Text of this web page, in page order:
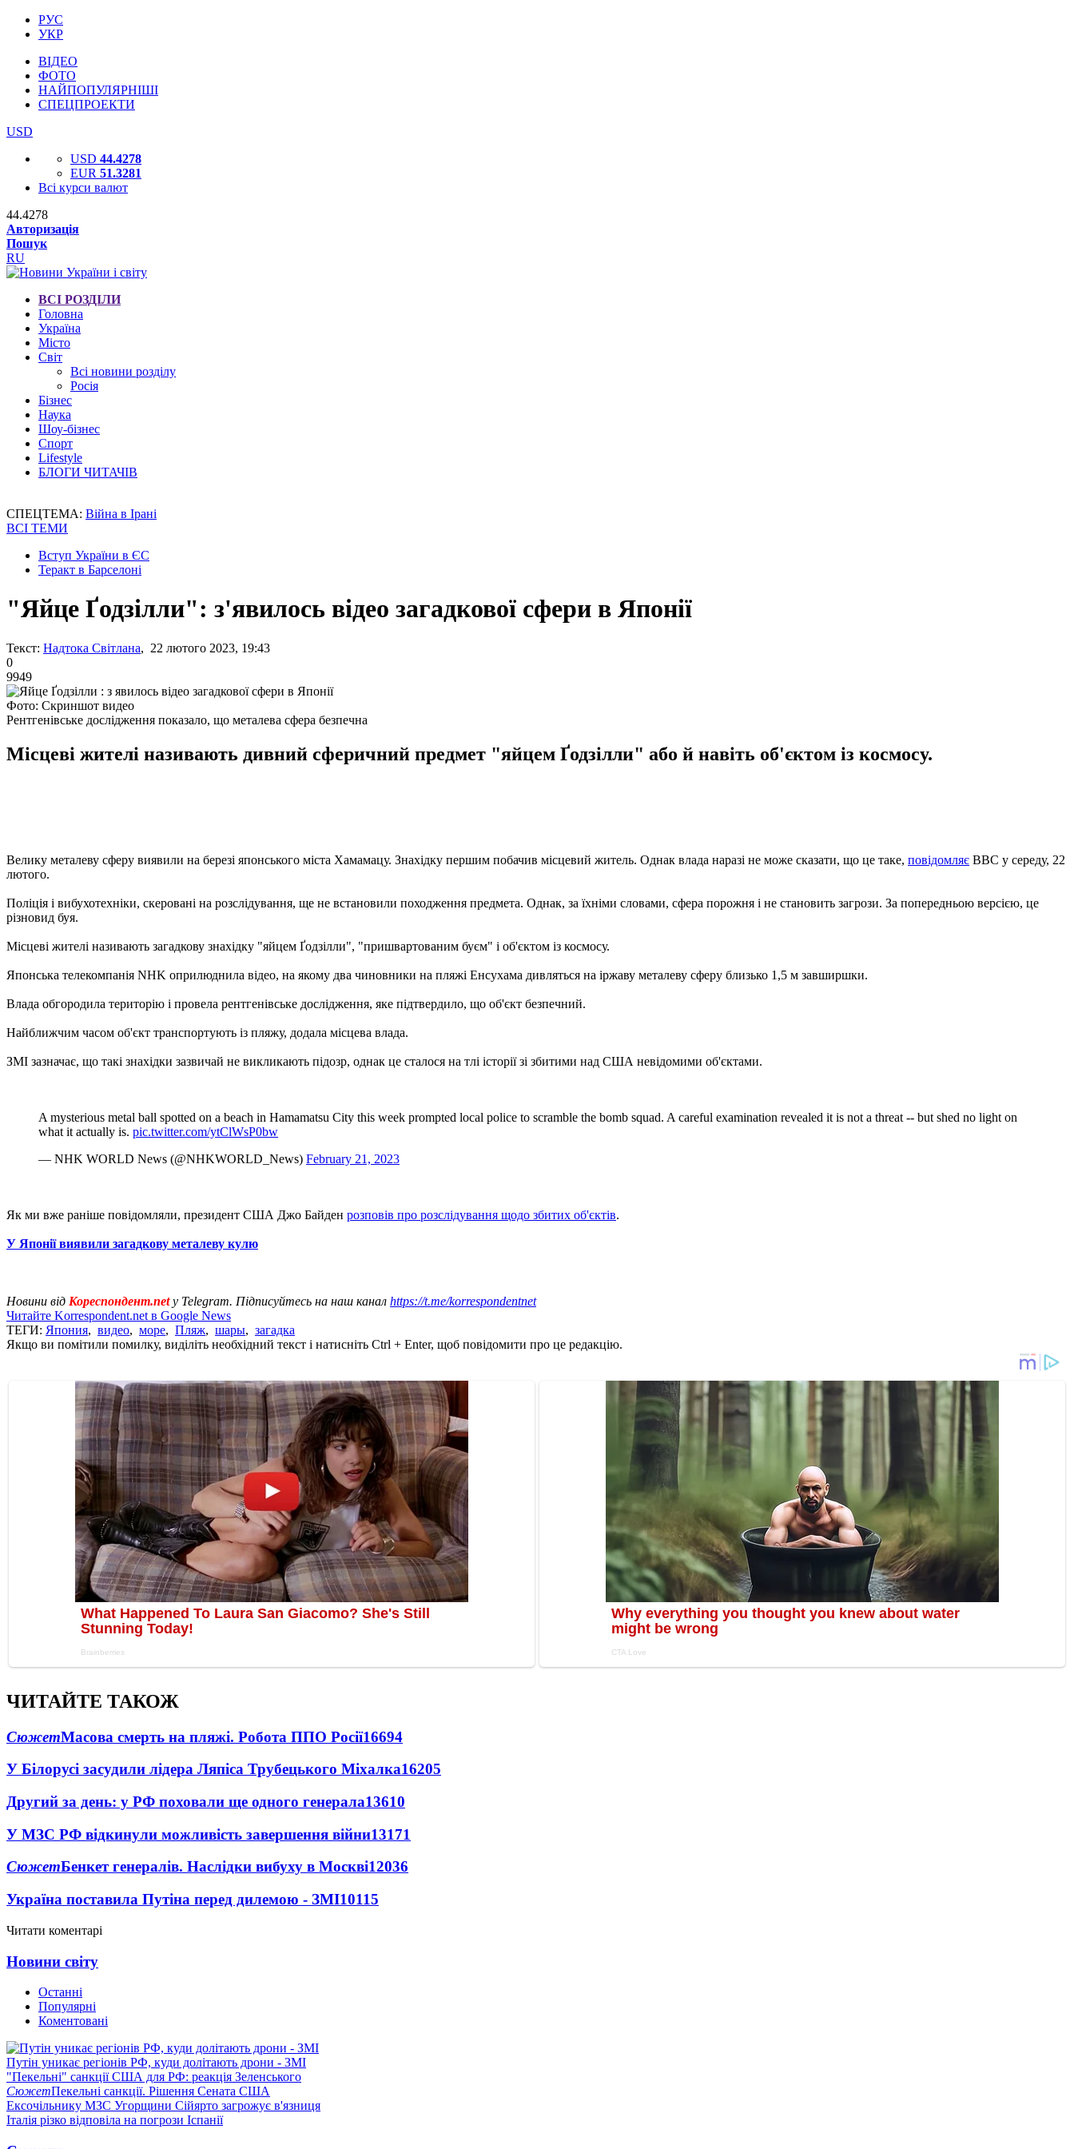
РУС
УКР
ВІДЕО
ФОТО
НАЙПОПУЛЯРНІШІ
СПЕЦПРОЕКТИ
USD
USD 44.4278
EUR 51.3281
Всі курси валют
44.4278
Авторизація
Пошук
RU
ВСІ РОЗДІЛИ
Головна
Україна
Місто
Світ
Всі новини розділу
Росія
Бізнес
Наука
Шоу-бізнес
Спорт
Lifestyle
БЛОГИ ЧИТАЧІВ
СПЕЦТЕМА: Війна в Ірані
ВСІ ТЕМИ
Вступ України в ЄС
Теракт в Барселоні
"Яйце Ґодзілли": з'явилось відео загадкової сфери в Японії
Текст: Надтока Світлана, 22 лютого 2023, 19:43
0
9949
Фото: Скриншот видео
Рентгенівське дослідження показало, що металева сфера безпечна
Місцеві жителі називають дивний сферичний предмет "яйцем Ґодзілли" або й навіть об'єктом із космосу.
Велику металеву сферу виявили на березі японського міста Хамамацу. Знахідку першим побачив місцевий житель. Однак влада наразі не може сказати, що це таке, повідомляє BBC у середу, 22
лютого.
Поліція і вибухотехніки, скеровані на розслідування, ще не встановили походження предмета. Однак, за їхніми словами, сфера порожня і не становить загрози. За попередньою версією, це
різновид буя.
Місцеві жителі називають загадкову знахідку "яйцем Ґодзілли", "пришвартованим буєм" і об'єктом із космосу.
Японська телекомпанія NHK оприлюднила відео, на якому два чиновники на пляжі Енсухама дивляться на іржаву металеву сферу близько 1,5 м завширшки.
Влада обгородила територію і провела рентгенівське дослідження, яке підтвердило, що об'єкт безпечний.
Найближчим часом об'єкт транспортують із пляжу, додала місцева влада.
ЗМІ зазначає, що такі знахідки зазвичай не викликають підозр, однак це сталося на тлі історії зі збитими над США невідомими об'єктами.
A mysterious metal ball spotted on a beach in Hamamatsu City this week prompted local police to scramble the bomb squad. A careful examination revealed it is not a threat -- but shed no light on
what it actually is. pic.twitter.com/ytClWsP0bw
— NHK WORLD News (@NHKWORLD_News) February 21, 2023
Як ми вже раніше повідомляли, президент США Джо Байден розповів про розслідування щодо збитих об'єктів.
У Японії виявили загадкову металеву кулю
Новини від Кореспондент.netу Telegram. Підписуйтесь на наш канал https://t.me/korrespondentnet
Читайте Korrespondent.net в Google News
ТЕГИ: Япония, видео, море, Пляж, шары, загадка
Якщо ви помітили помилку, виділіть необхідний текст і натисніть Ctrl + Enter, щоб повідомити про це редакцію.
ЧИТАЙТЕ ТАКОЖ
СюжетМасова смерть на пляжі. Робота ППО Росії16694
У Білорусі засудили лідера Ляпіса Трубецького Міхалка16205
Другий за день: у РФ поховали ще одного генерала13610
У МЗС РФ відкинули можливість завершення війни13171
СюжетБенкет генералів. Наслідки вибуху в Москві12036
Україна поставила Путіна перед дилемою - ЗМІ10115
Читати коментарі
Новини світу
Останні
Популярні
Коментовані
Путін уникає регіонів РФ, куди долітають дрони - ЗМІ
"Пекельні" санкції США для РФ: реакція Зеленського
СюжетПекельні санкції. Рішення Сената США
Ексочільнику МЗС Угорщини Сійярто загрожує в'язниця
Італія різко відповіла на погрози Іспанії